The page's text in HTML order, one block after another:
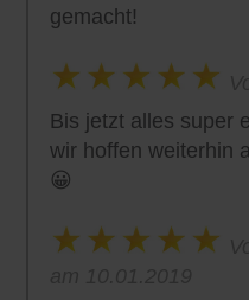
gemacht!
Bis jetzt alles super
wir hoffen weiterhin
😀